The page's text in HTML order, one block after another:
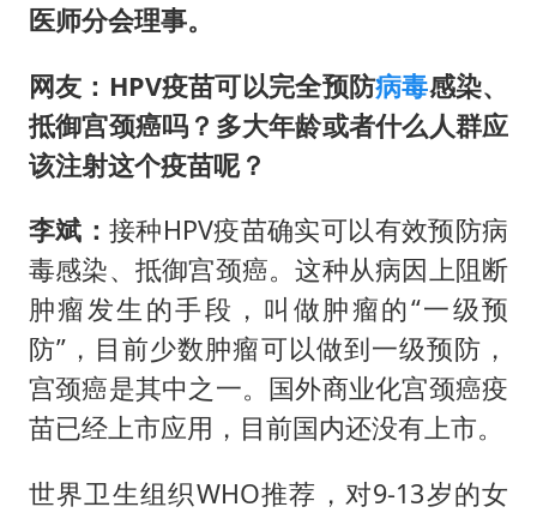
医师分会理事。
网友：HPV疫苗可以完全预防病毒感染、
抵御宫颈癌吗？多大年龄或者什么人群应
该注射这个疫苗呢？
李斌：接种HPV疫苗确实可以有效预防病
毒感染、抵御宫颈癌。这种从病因上阻断
肿瘤发生的手段，叫做肿瘤的“一级预
防”，目前少数肿瘤可以做到一级预防，
宫颈癌是其中之一。国外商业化宫颈癌疫
苗已经上市应用，目前国内还没有上市。
世界卫生组织WHO推荐，对9-13岁的女